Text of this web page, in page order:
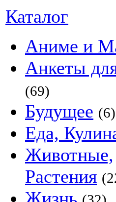
Каталог
Аниме и
Анкеты
(69)
Будущее (6)
Еда,
Животные,
Растения